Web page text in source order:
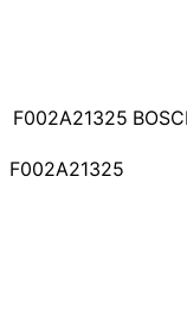
F002A21325
F002A21325